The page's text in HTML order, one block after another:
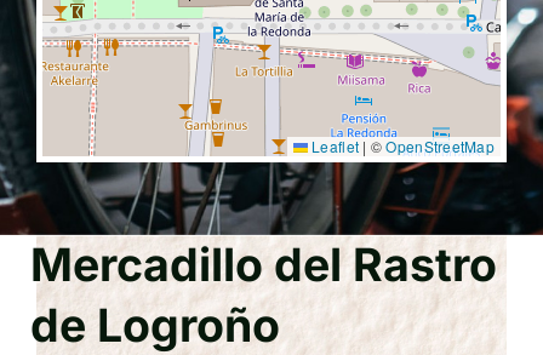
Leaflet | ©OpenStreetMap
Mercadillo del Rastro
de Logroño